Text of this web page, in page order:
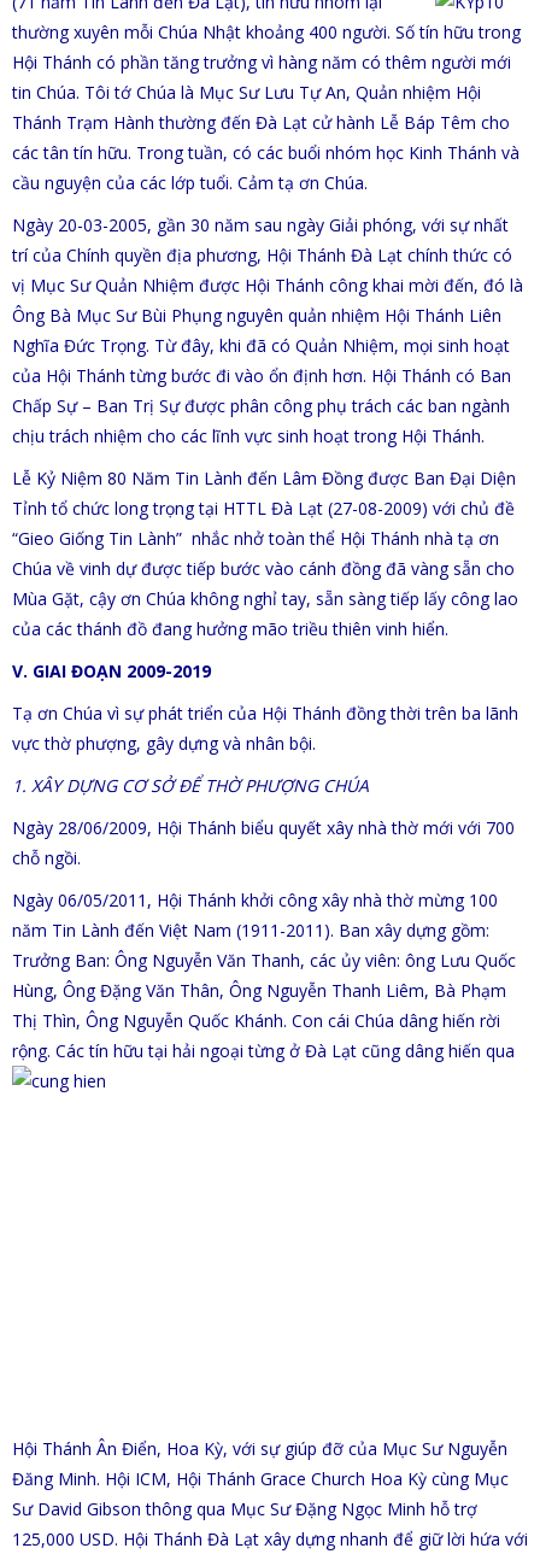
thường xuyên mỗi Chúa Nhật khoảng 400 người. Số tín hữu trong
Hội Thánh có phần tăng trưởng vì hàng năm có thêm người mới
tin Chúa. Tôi tớ Chúa là Mục Sư Lưu Tự An, Quản nhiệm Hội
Thánh Trạm Hành thường đến Đà Lạt cử hành Lễ Báp Têm cho
các tân tín hữu. Trong tuần, có các buổi nhóm học Kinh Thánh và
cầu nguyện của các lớp tuổi. Cảm tạ ơn Chúa.
Ngày 20-03-2005, gần 30 năm sau ngày Giải phóng, với sự nhất
trí của Chính quyền địa phương, Hội Thánh Đà Lạt chính thức có
vị Mục Sư Quản Nhiệm được Hội Thánh công khai mời đến, đó là
Ông Bà Mục Sư Bùi Phụng nguyên quản nhiệm Hội Thánh Liên
Nghĩa Đức Trọng. Từ đây, khi đã có Quản Nhiệm, mọi sinh hoạt
của Hội Thánh từng bước đi vào ổn định hơn. Hội Thánh có Ban
Chấp Sự – Ban Trị Sự được phân công phụ trách các ban ngành
chịu trách nhiệm cho các lĩnh vực sinh hoạt trong Hội Thánh.
Lễ Kỷ Niệm 80 Năm Tin Lành đến Lâm Đồng được Ban Đại Diện
Tỉnh tổ chức long trọng tại HTTL Đà Lạt (27-08-2009) với chủ đề
“Gieo Giống Tin Lành” nhắc nhở toàn thể Hội Thánh nhà tạ ơn
Chúa về vinh dự được tiếp bước vào cánh đồng đã vàng sẵn cho
Mùa Gặt, cậy ơn Chúa không nghỉ tay, sẵn sàng tiếp lấy công lao
của các thánh đồ đang hưởng mão triều thiên vinh hiển.
V. GIAI ĐOẠN 2009-2019
Tạ ơn Chúa vì sự phát triển của Hội Thánh đồng thời trên ba lãnh
vực thờ phượng, gây dựng và nhân bội.
1. XÂY DỰNG CƠ SỞ ĐỂ THỜ PHƯỢNG CHÚA
Ngày 28/06/2009, Hội Thánh biểu quyết xây nhà thờ mới với 700
chỗ ngồi.
Ngày 06/05/2011, Hội Thánh khởi công xây nhà thờ mừng 100
năm Tin Lành đến Việt Nam (1911-2011). Ban xây dựng gồm:
Trưởng Ban: Ông Nguyễn Văn Thanh, các ủy viên: ông Lưu Quốc
Hùng, Ông Đặng Văn Thân, Ông Nguyễn Thanh Liêm, Bà Phạm
Thị Thìn, Ông Nguyễn Quốc Khánh. Con cái Chúa dâng hiến rời
rộng. Các tín hữu tại hải ngoại từng ở Đà Lạt cũng dânghiến qua
Hội Thánh Ân Điển, Hoa Kỳ, với sự giúp đỡ của Mục Sư Nguyễn
Đăng Minh. Hội ICM, Hội Thánh Grace Church Hoa Kỳ cùng Mục
Sư David Gibson thông qua Mục Sư Đặng Ngọc Minh hỗ trợ
125,000 USD. Hội Thánh Đà Lạt xây dựng nhanh để giữ lời hứa với